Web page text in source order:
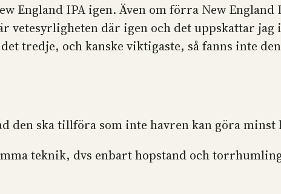
England IPA igen. Även om förra New
där igen och det uppskattar
tredje, och kanske viktigaste, så fanns inte
den ska tillföra som inte havren kan göra
teknik, dvs enbart hopstand och